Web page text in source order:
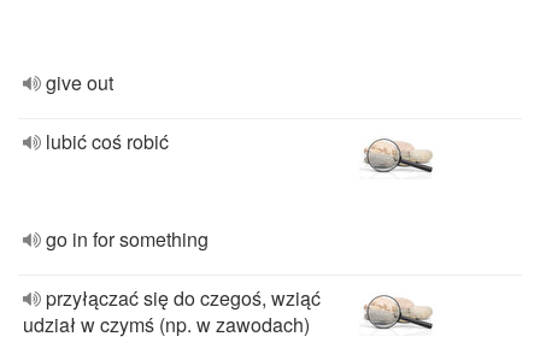
give out
lubić coś robić
go in for something
przyłączać się do czegoś, wziąć
udział w czymś (np. w zawodach)